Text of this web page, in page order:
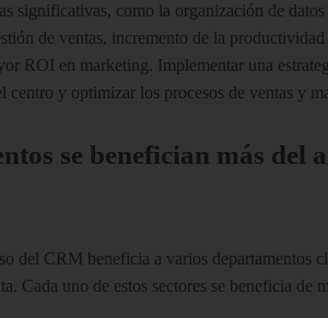
significativas, como la organización de
de ventas, incremento de la
ROI en marketing. Implementar una
centro y optimizar los procesos de ventas y
se benefician más del
del CRM beneficia a varios departamentos
Cada uno de estos sectores se beneficia de